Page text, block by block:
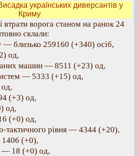
українських диверсантів у
Криму
втрати ворога станом на ранок 24
склали:
— близько 259160 (+340) осіб,
од,
машин — 8511 (+23) од,
— 5333 (+15) од,
(+3) од,
од,
(+0) од,
тактичного рівня — 4344 (+20),
1406 (+0),
— 18 (+0) од,